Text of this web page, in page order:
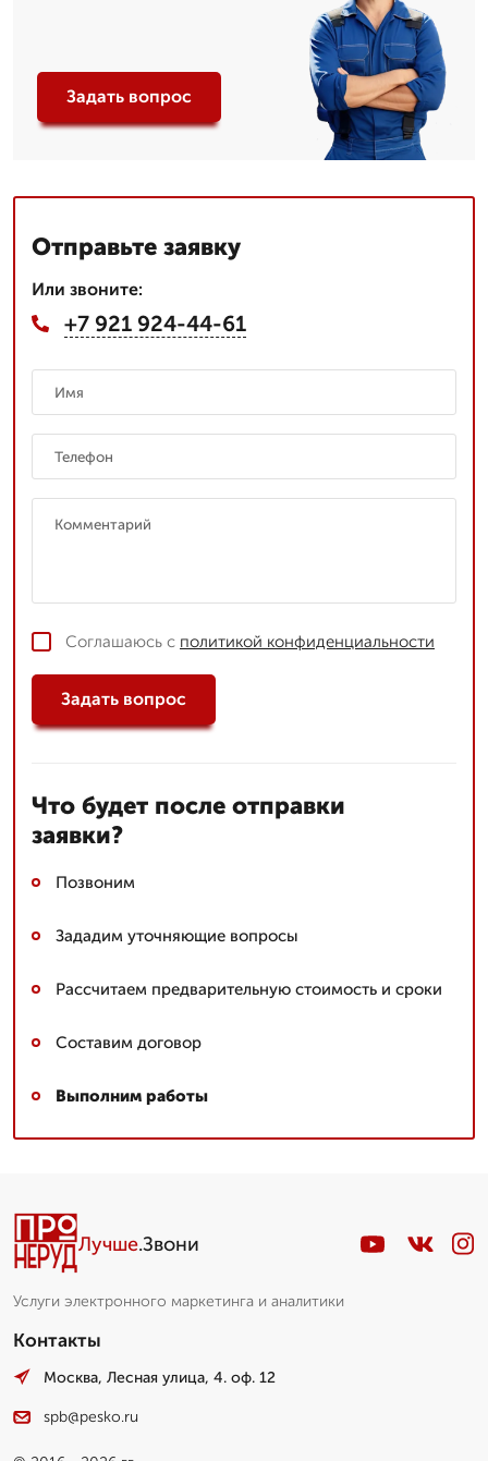
Задать вопрос
Отправьте заявку
Или звоните:
+7 921 924-44-61
Соглашаюсь с политикой конфиденциальности
Задать вопрос
Что будет после отправки
заявки?
Позвоним
Зададим уточняющие вопросы
Рассчитаем предварительную стоимость и сроки
Составим договор
Выполним работы
Лучше.Звони
Услуги электронного маркетинга и аналитики
Контакты
Москва, Лесная улица, 4. оф. 12
spb@pesko.ru